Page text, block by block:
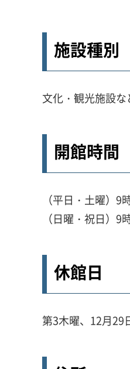
施設種別
文化・観光施設な
開館時間
（平日・土曜）9
（日曜・祝日）9
休館日
第3木曜、12月29